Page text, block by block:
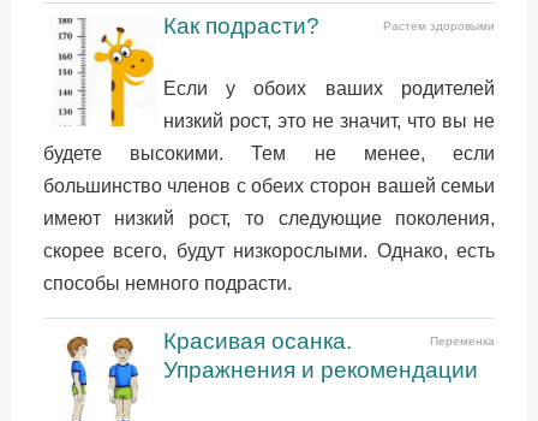
Растем здоровыми
Как подрасти?
Если у обоих ваших родителей
низкий рост, это не значит, что вы не
будете высокими. Тем не менее, если
большинство членов с обеих сторон вашей семьи
имеют низкий рост, то следующие поколения,
скорее всего, будут низкорослыми. Однако, есть
способы немного подрасти.
Переменка
Красивая осанка.
Упражнения и рекомендации